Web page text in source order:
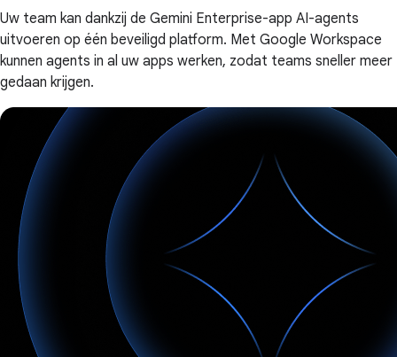
Uw team kan dankzij de Gemini Enterprise-app AI-agents
uitvoeren op één beveiligd platform. Met Google Workspace
kunnen agents in al uw apps werken, zodat teams sneller meer
gedaan krijgen.